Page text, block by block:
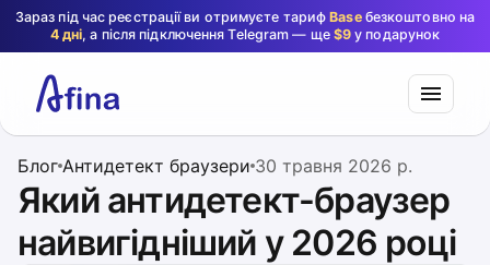
Зараз під час реєстрації ви отримуєте тарифBaseбезкоштовно на
4 дні, а після підключення Telegram — ще $9 у подарунок
Блог Антидетект браузери 30 травня 2026 р.
Який антидетект-браузер
найвигідніший у 2026 році